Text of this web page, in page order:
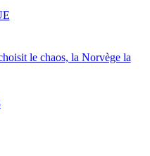
le chaos, la Norvège la